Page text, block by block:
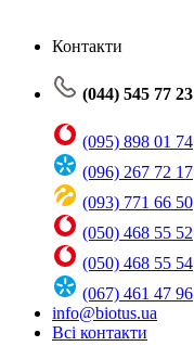
Контакти
(044) 545 77 23
(095) 898 01 74
(096) 267 72 17
(093) 771 66 50
(050) 468 55 52
(050) 468 55 54
(067) 461 47 96
info@biotus.ua
Всі контакти